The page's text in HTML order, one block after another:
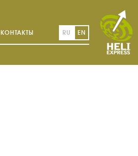
КОНТАКТЫ RU EN